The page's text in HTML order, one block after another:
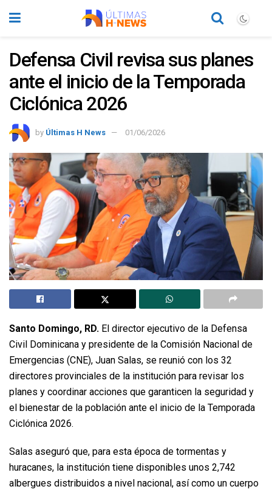
Defensa Civil revisa sus planes
ante el inicio de la Temporada
Ciclónica 2026
by Últimas H News 01/06/2026
Santo Domingo, RD. El director ejecutivo de la Defensa
Civil Dominicana y presidente de la Comisión Nacional de
Emergencias (CNE), Juan Salas, se reunió con los 32
directores provinciales de la institución para revisar los
planes y coordinar acciones que garanticen la seguridad y
el bienestar de la población ante el inicio de la Temporada
Ciclónica 2026.
Salas aseguró que, para esta época de tormentas y
huracanes, la institución tiene disponibles unos 2,742
albergues distribuidos a nivel nacional, así como un cuerpo